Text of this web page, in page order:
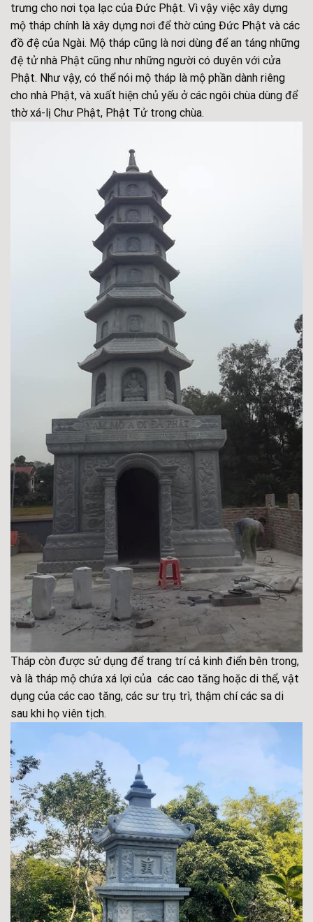
trưng cho nơi tọa lạc của Đức Phật. Vì vậy việc xây dựng
mộ tháp chính là xây dựng nơi để thờ cúng Đức Phật và các
đồ đệ của Ngài. Mộ tháp cũng là nơi dùng để an táng những
đệ tử nhà Phật cũng như những người có duyên với cửa
Phật. Như vậy, có thể nói mộ tháp là mộ phần dành riêng
cho nhà Phật, và xuất hiện chủ yếu ở các ngôi chùa dùng để
thờ xá-lị Chư Phật, Phật Tử trong chùa.
Tháp còn được sử dụng để trang trí cả kinh điển bên trong,
và là tháp mộ chứa xá lợi của các cao tăng hoặc di thể, vật
dụng của các cao tăng, các sư trụ trì, thậm chí các sa di
sau khi họ viên tịch.